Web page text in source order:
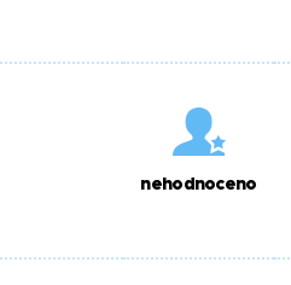
nehodnoceno